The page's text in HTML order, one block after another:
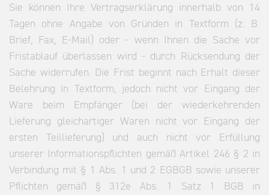
Sie können Ihre Vertragserklärung innerhalb von 14
Tagen ohne Angabe von Gründen in Textform (z. B.
Brief, Fax, E-Mail) oder - wenn Ihnen die Sache vor
Fristablauf überlassen wird - durch Rücksendung der
Sache widerrufen. Die Frist beginnt nach Erhalt dieser
Belehrung in Textform, jedoch nicht vor Eingang der
Ware beim Empfänger (bei der wiederkehrenden
Lieferung gleichartiger Waren nicht vor Eingang der
ersten Teillieferung) und auch nicht vor Erfüllung
unserer Informationspflichten gemäß Artikel 246 § 2 in
Verbindung mit § 1 Abs. 1 und 2 EGBGB sowie unserer
Pflichten gemäß § 312e Abs. 1 Satz 1 BGB in